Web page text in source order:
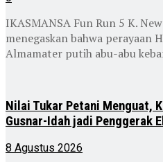
IKASMANSA Fun Run 5 K.
menegaskan bahwa perayaan
Almamater putih abu-abu
Nilai Tukar Petani Menguat,
Gusnar-Idah jadi Penggerak
8 Agustus 2026